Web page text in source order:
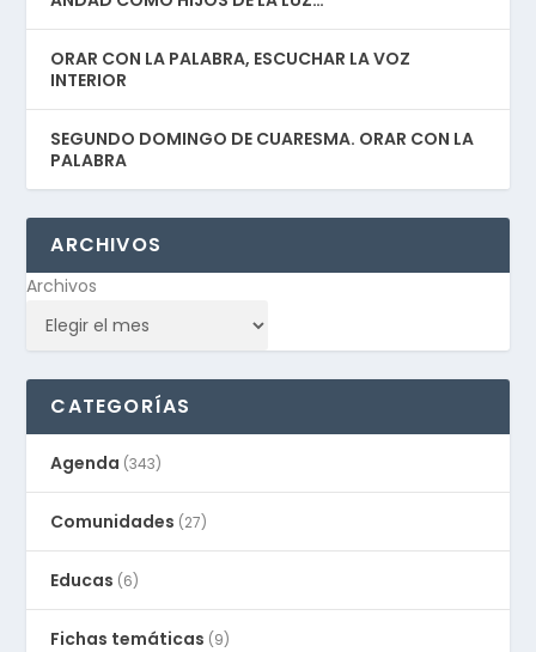
ORAR CON LA PALABRA, ESCUCHAR LA VOZ
INTERIOR
SEGUNDO DOMINGO DE CUARESMA. ORAR CON LA
PALABRA
ARCHIVOS
Archivos
CATEGORÍAS
Agenda (343)
Comunidades (27)
Educas (6)
Fichas temáticas (9)